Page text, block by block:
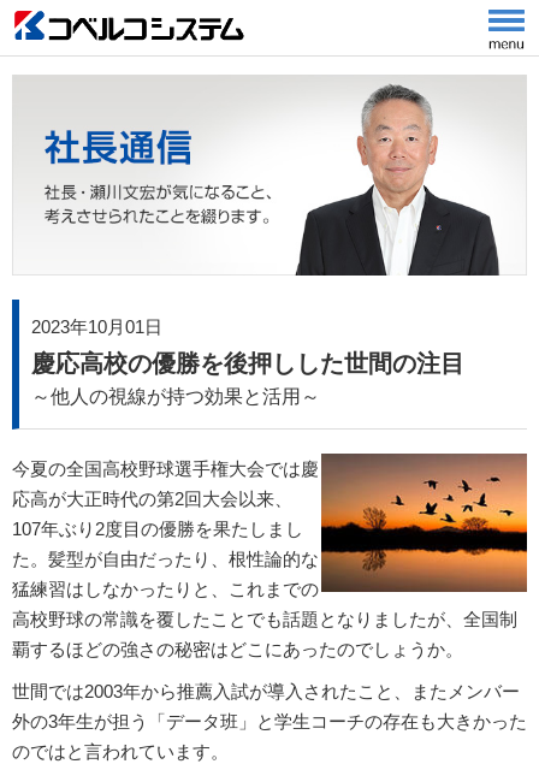
2023年10月01日
慶応高校の優勝を後押しした世間の注目
～他人の視線が持つ効果と活用～
今夏の全国高校野球選手権大会では慶
応高が大正時代の第2回大会以来、
107年ぶり2度目の優勝を果たしまし
た。髪型が自由だったり、根性論的な
猛練習はしなかったりと、これまでの
高校野球の常識を覆したことでも話題となりましたが、全国制
覇するほどの強さの秘密はどこにあったのでしょうか。
世間では2003年から推薦入試が導入されたこと、またメンバー
外の3年生が担う「データ班」と学生コーチの存在も大きかった
のではと言われています。